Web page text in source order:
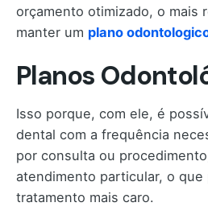
orçamento otimizado, o mais
manter um plano
Planos
Isso porque, com ele, é
dental com a frequência
por consulta ou
atendimento particular, o que
tratamento mais caro.